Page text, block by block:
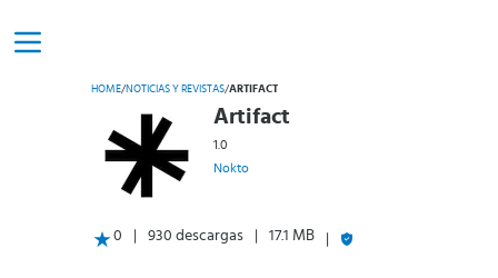
HOME/NOTICIAS Y REVISTAS/ARTIFACT
Artifact
1.0
Nokto
0 930 descargas 17.1 MB